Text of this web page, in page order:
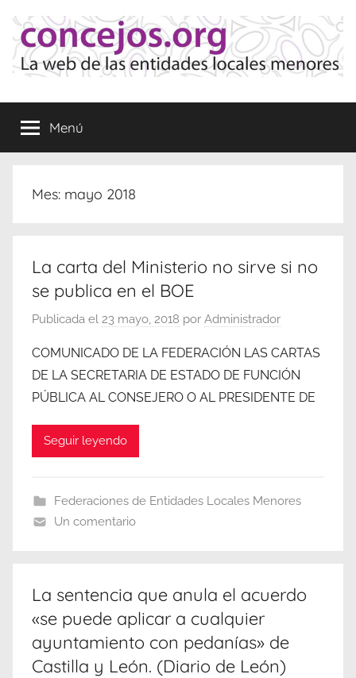
contenido
Concejos
de
las
Locales
Menú
Mes: mayo 2018
La carta del Ministerio no sirve si no
se publica en el BOE
Publicada el 23 mayo, 2018 por Administrador
COMUNICADO DE LA FEDERACIÓN LAS CARTAS
DE LA SECRETARIA DE ESTADO DE FUNCIÓN
PÚBLICA AL CONSEJERO O AL PRESIDENTE DE
Seguir leyendo
Federaciones de Entidades Locales Menores
Un comentario
La sentencia que anula el acuerdo
«se puede aplicar a cualquier
ayuntamiento con pedanías» de
Castilla y León. (Diario de León)